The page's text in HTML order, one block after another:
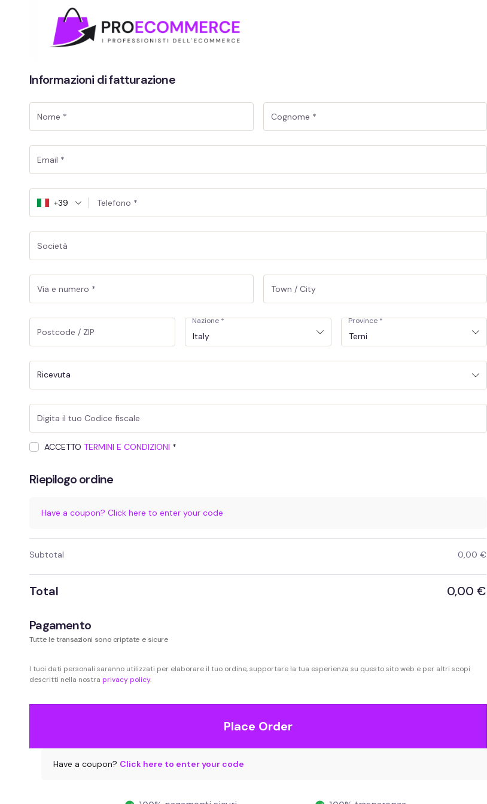
Informazioni di fatturazione
+39
Nazione*
Italy
Province*
Terni
Ricevuta
ACCETTOTERMINI E CONDIZIONI *
Riepilogo ordine
Have a coupon? Click here to enter your code
Subtotal 0,00€
Total 0,00€
Pagamento
Tutte le transazioni sono criptate e sicure
I tuoi dati personali saranno utilizzati per elaborare il tuo ordine, supportare la tua esperienza su questo sito web e per altri scopi
descritti nella nostraprivacy policy.
Place Order
Have a coupon? Click here to enter your code